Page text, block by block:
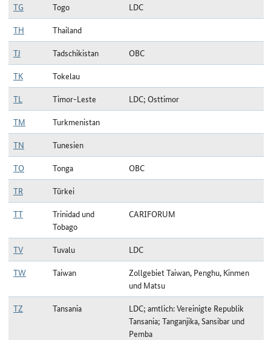
TG Togo
LDC
TH
Thailand
TJ
Tadschikistan
OBC
TK
Tokelau
TL
Timor-Leste
LDC; Osttimor
TM
Turkmenistan
TN
Tunesien
TO
Tonga
OBC
TR
Türkei
TT
Trinidad und
Tobago
CARIFORUM
TV Tuvalu
LDC
TW
Taiwan
Zollgebiet Taiwan, Penghu, Kinmen
und Matsu
TZ
Tansania
LDC; amtlich: Vereinigte Republik
Tansania; Tanganjika, Sansibar und
Pemba